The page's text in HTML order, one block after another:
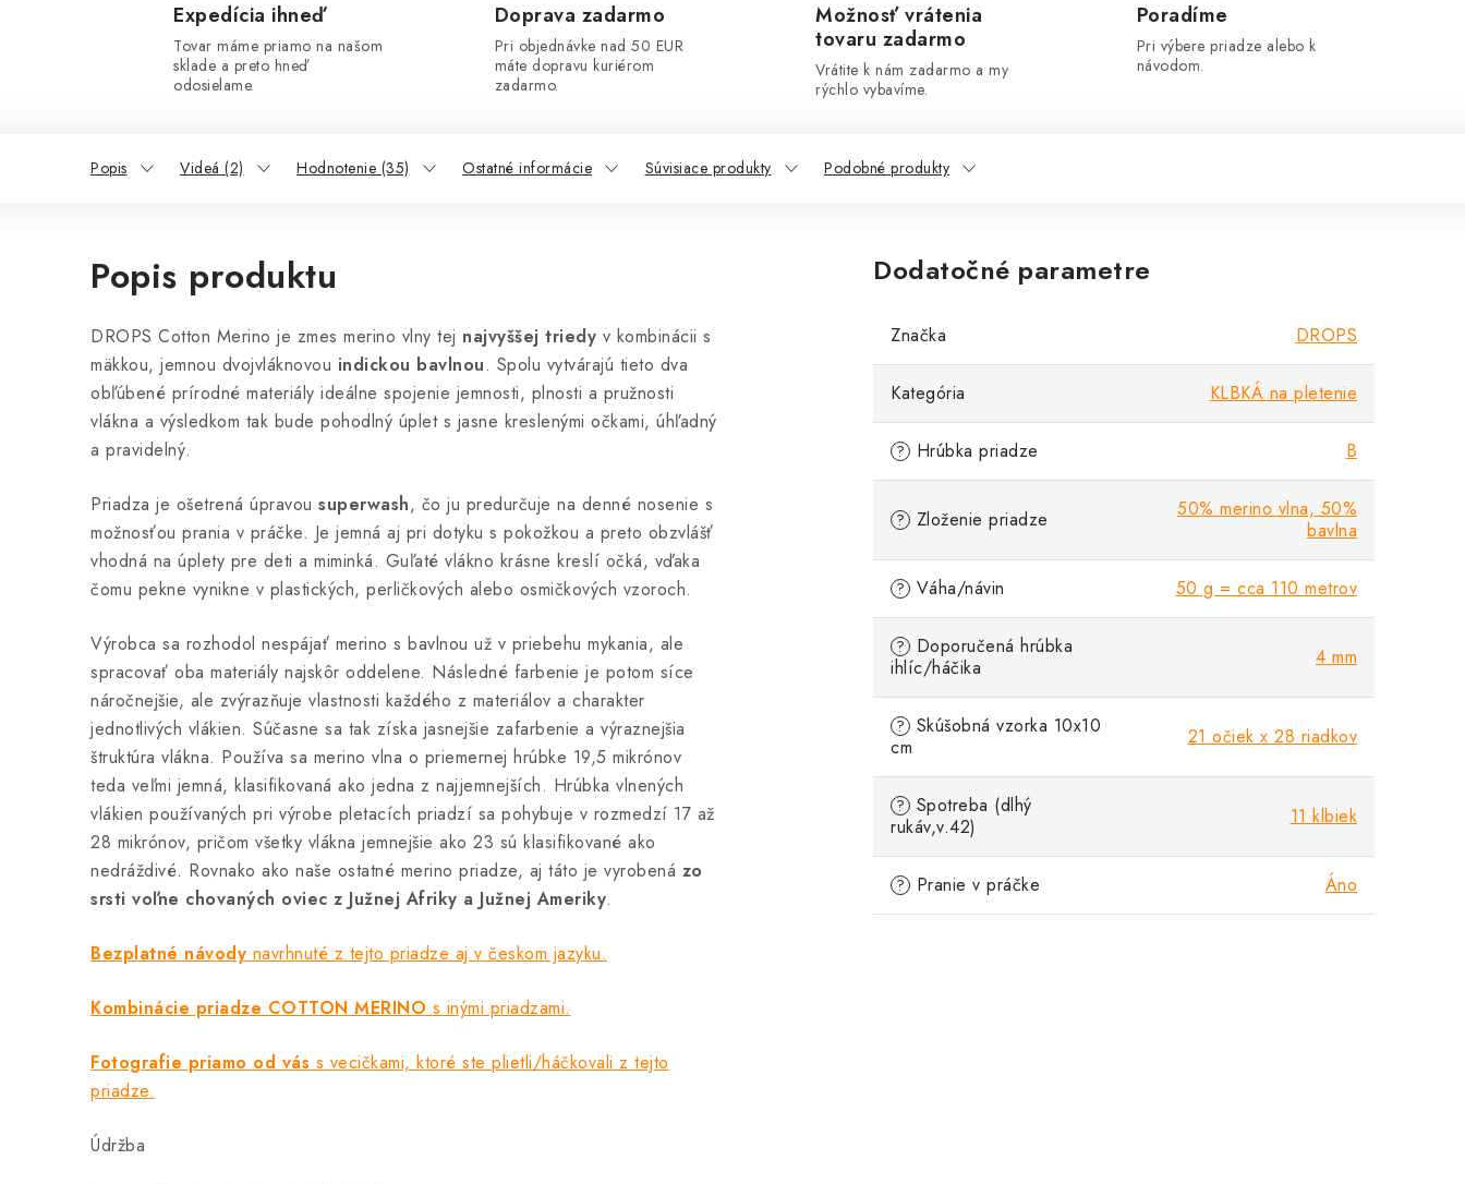
Expedícia ihneď
Tovar máme priamo na našom
sklade a preto hneď
odosielame.
Doprava zadarmo
Pri objednávke nad 50 EUR
máte dopravu kuriérom
zadarmo.
Možnosť vrátenia
tovaru zadarmo
Vrátite k nám zadarmo a my
rýchlo vybavíme.
Poradíme
Pri výbere priadze alebo k
návodom.
Popis Videá (2) Hodnotenie (35) Ostatné informácie Súvisiace produkty Podobné produkty
Popis produktu
DROPS Cotton Merino je zmes merino vlny tej najvyššej triedy v kombinácii s
mäkkou, jemnou dvojvláknovou indickou bavlnou. Spolu vytvárajú tieto dva
obľúbené prírodné materiály ideálne spojenie jemnosti, plnosti a pružnosti
vlákna a výsledkom tak bude pohodlný úplet s jasne kreslenými očkami, úhľadný
a pravidelný.
Priadza je ošetrená úpravou superwash, čo ju predurčuje na denné nosenie s
možnosťou prania v práčke. Je jemná aj pri dotyku s pokožkou a preto obzvlášť
vhodná na úplety pre deti a miminká. Guľaté vlákno krásne kreslí očká, vďaka
čomu pekne vynikne v plastických, perličkových alebo osmičkových vzoroch.
Výrobca sa rozhodol nespájať merino s bavlnou už v priebehu mykania, ale
spracovať oba materiály najskôr oddelene. Následné farbenie je potom síce
náročnejšie, ale zvýrazňuje vlastnosti každého z materiálov a charakter
jednotlivých vlákien. Súčasne sa tak získa jasnejšie zafarbenie a výraznejšia
štruktúra vlákna. Používa sa merino vlna o priemernej hrúbke 19,5 mikrónov
teda veľmi jemná, klasifikovaná ako jedna z najjemnejších. Hrúbka vlnených
vlákien používaných pri výrobe pletacích priadzí sa pohybuje v rozmedzí 17 až
28 mikrónov, pričom všetky vlákna jemnejšie ako 23 sú klasifikované ako
nedráždivé. Rovnako ako naše ostatné merino priadze, aj táto je vyrobená zo
srsti voľne chovaných oviec z Južnej Afriky a Južnej Ameriky.
Bezplatné návody navrhnuté z tejto priadze aj v českom jazyku.
Kombinácie priadze COTTON MERINO s inými priadzami.
Fotografie priamo od vás s vecičkami, ktoré ste plietli/háčkovali z tejto
priadze.
Údržba
Dodatočné parametre
Značka DROPS
Kategória KLBKÁ na pletenie
? Hrúbka priadze B
? Zloženie priadze
50% merino vlna, 50%
bavlna
? Váha/návin 50 g = cca 110 metrov
? Doporučená hrúbka
ihlíc/háčika
4 mm
? Skúšobná vzorka 10x10
cm
21 očiek x 28 riadkov
? Spotreba (dlhý
rukáv,v.42)
11 klbiek
? Pranie v práčke Áno